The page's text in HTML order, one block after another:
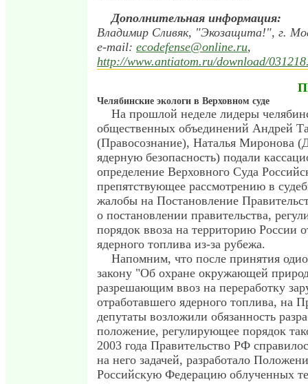
Дополнительная информация:
Владимир Сливяк, "Экозащита!", г.
e-mail: ecodefense@online.ru,
http://www.antiatom.ru/download/
Челябинские экологи в Верховном суде
На прошлой неделе лидеры
общественных объединений Андрей
(Правосознание), Наталья Миронова
ядерную безопасность) подали
определение Верховного Суда
препятствующее рассмотрению в
жалобы на Постановление
о постановлении правительства,
порядок ввоза на территорию России
ядерного топлива из-за рубежа.
Напомним, что после принятия
закону "Об охране окружающей
разрешающим ввоз на переработку
отработавшего ядерного топлива, на
депутаты возложили обязанность
положение, регулирующее порядок
2003 года Правительство РФ
на него задачей, разработало
Российскую Федерацию облученных